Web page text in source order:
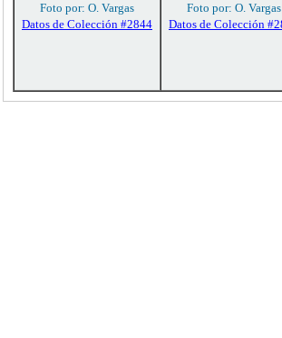
Foto por: O. Vargas
Datos de Colección #2844
Foto por: O. Vargas
Datos de Colección